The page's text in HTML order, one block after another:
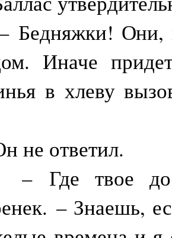
Они,
Иначе
в хлеву
не ответил.
твое
– Знаешь,